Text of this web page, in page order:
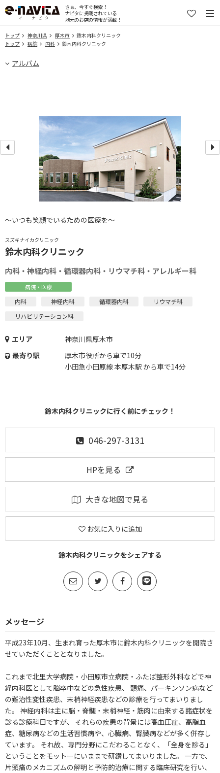
さぁ、今すぐ検索！
ナビタに掲載されている
地元のお店の情報が満載！
トップ 神奈川県 厚木市
鈴木内科クリニック
トップ
病院 内科 鈴木内科クリニック
アルバム
スズキナイカクリニック
鈴木内科クリニック
内科・神経内科・循環器内科・リウマチ科・アレルギー科
病院・医療
内科 神経内科 循環器内科
リウマチ科
リハビリテーション科
エリア
神奈川県厚木市
最寄り駅
厚木市役所から車で10分
小田急小田原線 本厚木駅 から車で14分
鈴木内科クリニックに行く前にチェック！
046-297-3131
HPを見る
大きな地図で見る
お気に入りに追加
鈴木内科クリニックをシェアする
～いつも笑顔でいるための医療を～
メッセージ
平成23年10月、生まれ育った厚木市に鈴木内科クリニックを開院さ
せていただくこととなりました。
これまで北里大学病院・小田原市立病院・ふたば整形外科などで神
経内科医として脳卒中などの急性疾患、 頭痛、パーキンソン病など
の難治性変性疾患、末梢神経疾患などの診療を行ってまいりまし
た。 神経内科は主に脳・脊髄・末梢神経・筋肉に由来する諸症状を
診る診療科目ですが、 それらの疾患の背景には高血圧症、高脂血
症、糖尿病などの生活習慣病や、心臓病、腎臓病などが多く併存し
ています。 それ故、専門分野にこだわることなく、「全身を診る」
ということをモットーにいままで研鑽してまいりました。 一方で、
片頭痛のメカニズムの解明と予防的治療に関する臨床研究を行い、